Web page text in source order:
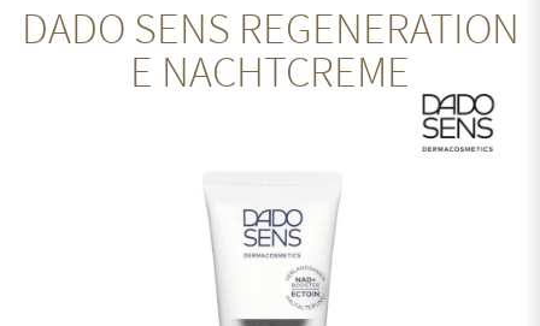
DADO SENS REGENERATION
E NACHTCREME